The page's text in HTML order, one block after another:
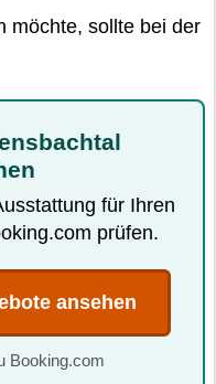
möchte, sollte bei der
für Ihren
prüfen.
ansehen
Booking.com